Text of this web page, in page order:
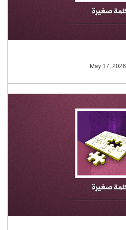
May 17, 2026